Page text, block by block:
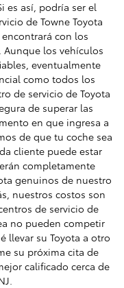
es así, podría ser el
de Towne Toyota
con los
Aunque los vehículos
eventualmente
como todos los
de servicio de Toyota
de superar las
en que ingresa a
de que tu coche sea
cliente puede estar
completamente
genuinos de nuestro
nuestros costos son
de servicio de
no pueden competir
llevar su Toyota a otro
su próxima cita de
calificado cerca de